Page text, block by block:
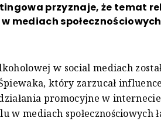
przyznaje, że temat
mediach
w social mediach
który zarzucał
promocyjne w
w mediach społecznościowych